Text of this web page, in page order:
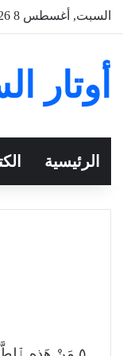
السبت, أغسطس 8 2026
أوتار
الرئيسية